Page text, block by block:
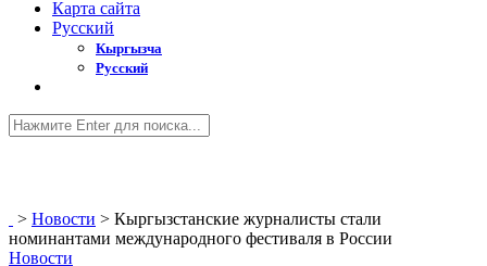
Карта сайта
Русский
Кыргызча
Русский
> Новости > Кыргызстанские журналисты стали
номинантами международного фестиваля в России
Новости